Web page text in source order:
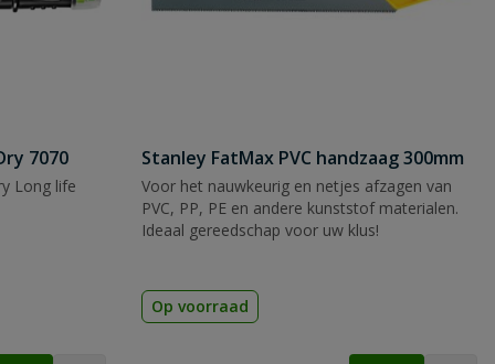
7070
Long life
Stanley FatMax PVC handzaag 300mm
Voor het nauwkeurig en netjes afzagen van
PVC, PP, PE en andere kunststof materialen.
Ideaal gereedschap voor uw klus!
Op voorraad